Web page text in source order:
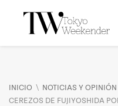
INICIO \ NOTICIAS Y OPINIÓN
CEREZOS DE FUJIYOSHIDA